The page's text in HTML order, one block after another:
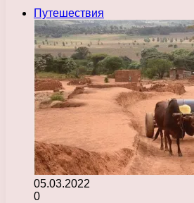
Путешествия
05.03.2022
0